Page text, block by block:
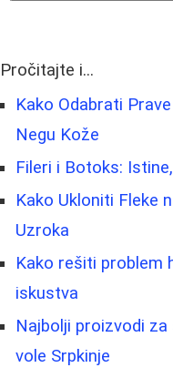
Pročitajte i...
Kako Odabrati
Negu Kože
Fileri i Botoks:
Kako Ukloniti Fleke
Uzroka
Kako rešiti problem
iskustva
Najbolji proizvodi
vole Srpkinje